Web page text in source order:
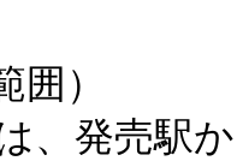
囲）
発売駅